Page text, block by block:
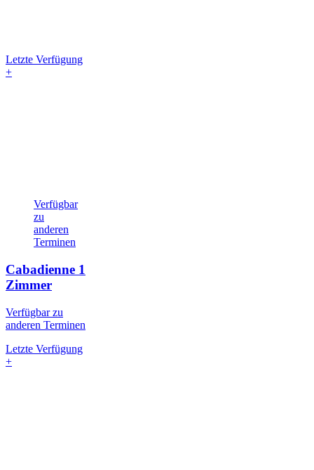
Letzte Verfügung
+
Verfügbar
zu
anderen
Terminen
Cabadienne 1
Zimmer
Verfügbar zu
anderen Terminen
Letzte Verfügung
+